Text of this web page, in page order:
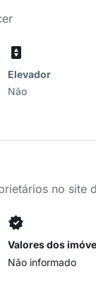
Elevador
Não
no site
Valores dos
Não informado